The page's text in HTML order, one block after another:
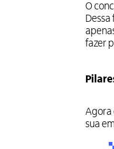
O
fazer
Agora
sua